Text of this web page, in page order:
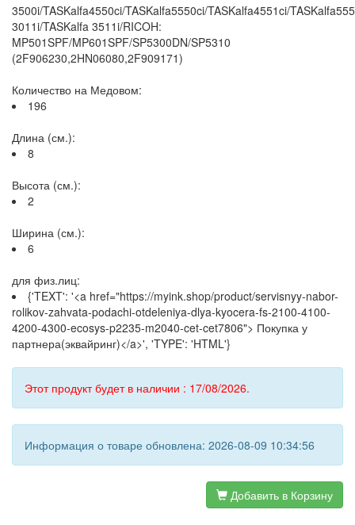
3500i/TASKalfa4550ci/TASKalfa5550ci/TASKalfa4551ci/
3011i/TASKalfa 3511i/RICOH:
MP501SPF/MP601SPF/SP5300DN/SP5310
(2F906230,2HN06080,2F909171)
Количество на Медовом:
196
Длина (см.):
8
Высота (см.):
2
Ширина (см.):
6
для физ.лиц:
{'TEXT': '<a href="https://myink.shop/product/servisnyy-nabor-
rolikov-zahvata-podachi-otdeleniya-dlya-kyocera-fs-2100-4100-
4200-4300-ecosys-p2235-m2040-cet-cet7806"> Покупка у
партнера(эквайринг)</a>', 'TYPE': 'HTML'}
Этот продукт будет в наличии : 17/08/2026.
Информация о товаре обновлена: 2026-08-09 10:34:56
Добавить в Корзину